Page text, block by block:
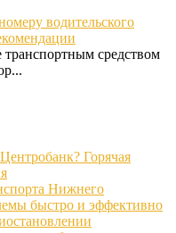
водительского
средством
Горячая
Нижнего
быстро и эффективно